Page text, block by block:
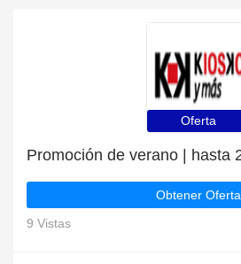
Oferta
Obtener Oferta
9 Vistas